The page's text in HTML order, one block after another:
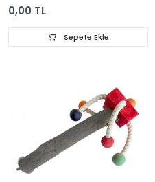
0,00 TL
Sepete Ekle